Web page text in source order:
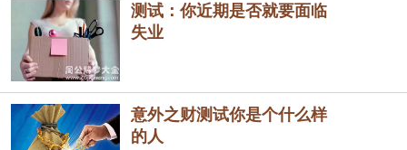
测试：你近期是否就要面临
失业
意外之财测试你是个什么样
的人